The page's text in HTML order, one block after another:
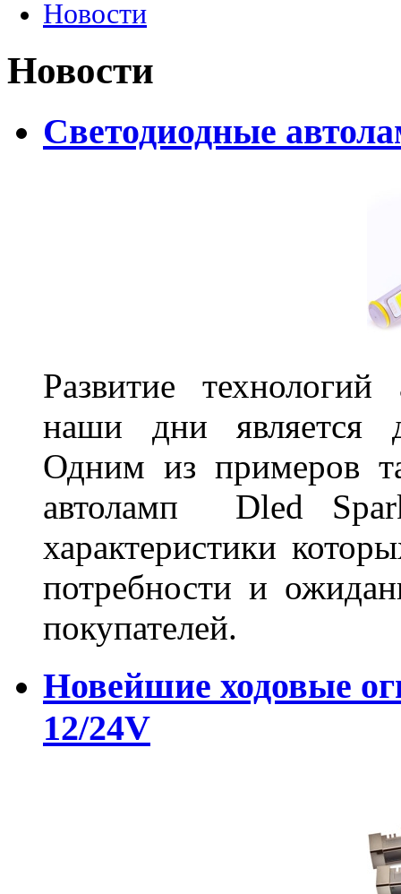
Новости
Новости
Светодиодные
Развитие
наши дни является
Одним из примеров
автоламп Dled
характеристики
потребности и
покупателей.
Новейшие ходовые
12/24V